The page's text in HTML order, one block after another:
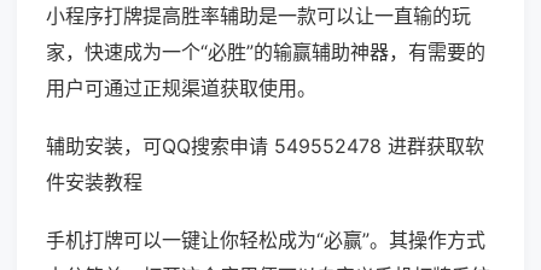
小程序打牌提高胜率辅助是一款可以让一直输的玩
家，快速成为一个“必胜”的输赢辅助神器，有需要的
用户可通过正规渠道获取使用。
辅助安装，可QQ搜索申请 549552478 进群获取软
件安装教程
手机打牌可以一键让你轻松成为“必赢”。其操作方式